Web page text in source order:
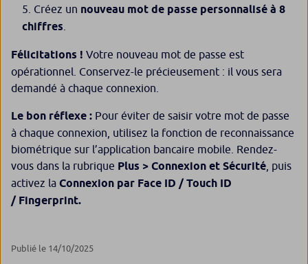
Créez un nouveau mot de passe personnalisé à 8
chiffres
Félicitations ! Votre nouveau mot de passe est
opérationnel. Conservez-le précieusement : il vous sera
demandé à chaque connexion.
Le bon réflexe : Pour éviter de saisir votre mot de passe
à chaque connexion, utilisez la fonction de reconnaissance
biométrique sur l’application bancaire mobile. Rendez-
vous dans la rubrique Plus > Connexion et Sécurité , puis
activez la Connexion par Face ID / Touch ID
/ Fingerprint.
Publié le 14/10/2025